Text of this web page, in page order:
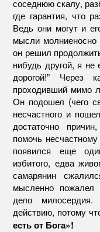
соседнюю скалу,
где гарантия, что
Ведь они могут и
мысли молниеносно
он решил
нибудь другой, я
дорогой!” Через
проходивший мимо
Он подошел (чего
несчастного и
достаточно
помочь
появился еще
избитого, едва
самарянин
мысленно пожалел
дело
действию, потому
есть от Бога»!